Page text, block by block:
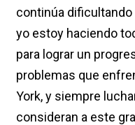
continúa dificultando
yo estoy haciendo
para lograr un
problemas que
York, y siempre
consideran a este